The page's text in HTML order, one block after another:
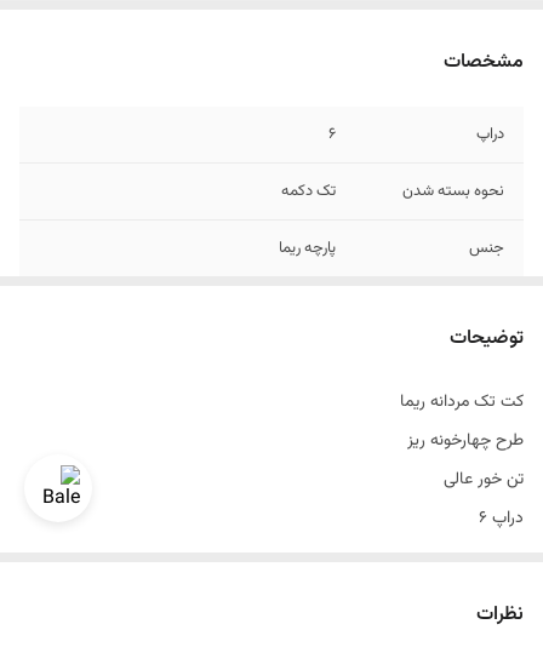
مشخصات
دراپ 6
نحوه بسته شدن تک دکمه
جنس پارچه ریما
توضیحات
کت تک مردانه ریما
طرح چهارخونه ریز
تن خور عالی
دراپ ۶
نظرات